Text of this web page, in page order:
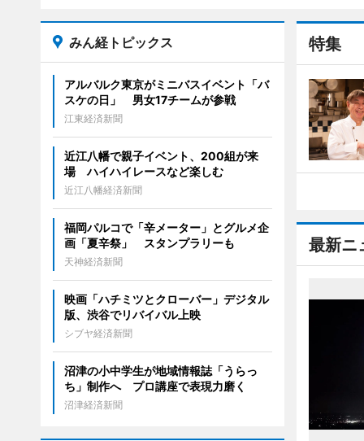
特集
最新ニ
みん経トピックス
アルバルク東京がミニバスイベント「バ
スケの日」 男女17チームが参戦
江東経済新聞
近江八幡で親子イベント、200組が来
場 ハイハイレースなど楽しむ
近江八幡経済新聞
福岡パルコで「辛メーター」とグルメ企
画「夏辛祭」 スタンプラリーも
天神経済新聞
映画「ハチミツとクローバー」デジタル
版、渋谷でリバイバル上映
シブヤ経済新聞
沼津の小中学生が地域情報誌「うらっ
ち」制作へ プロ講座で表現力磨く
沼津経済新聞